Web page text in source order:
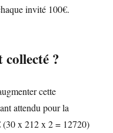
invité 100€.
?
cette
attendu pour la
(30 x 212 x 2 = 12720)